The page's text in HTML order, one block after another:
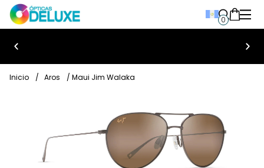
0
Bienvenido a Ópticas Deluxe
Inicio / Aros / Maui Jim Walaka